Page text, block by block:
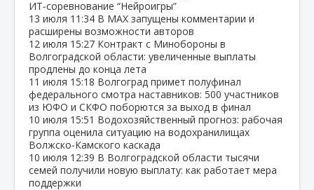
ИТ‑соревнование “Нейроигры”
13 июля 11:34 В МАХ запущены комментарии и
расширены возможности авторов
12 июля 15:27 Контракт с Минобороны в
Волгоградской области: увеличенные выплаты
продлены до конца лета
11 июля 15:18 Волгоград примет полуфинал
федерального смотра наставников: 500 участников
из ЮФО и СКФО поборются за выход в финал
10 июля 15:51 Водохозяйственный прогноз: рабочая
группа оценила ситуацию на водохранилищах
Волжско‑Камского каскада
10 июля 12:39 В Волгоградской области тысячи
семей получили новую выплату: как работает мера
поддержки